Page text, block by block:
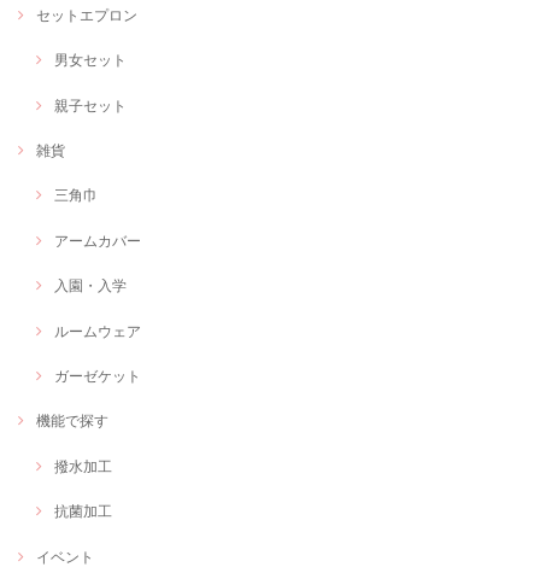
セットエプロン
男女セット
親子セット
雑貨
三角巾
アームカバー
入園・入学
ルームウェア
ガーゼケット
機能で探す
撥水加工
抗菌加工
イベント